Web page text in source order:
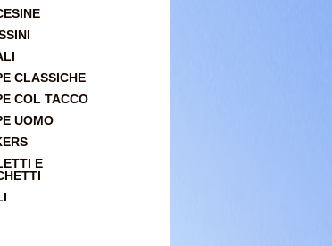
CLASSICHE
COL TACCO
UOMO
E